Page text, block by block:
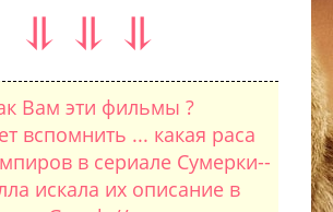
⥥ ⥥ ⥥
Вам эти фильмы ?
вспомнить ... какая раса
в сериале Сумерки--
искала их описание в